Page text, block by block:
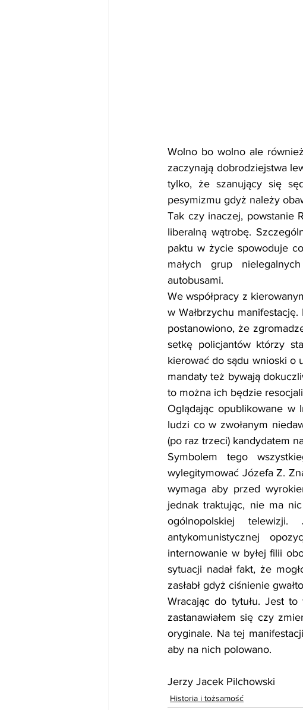
Wolno bo wolno ale
zaczynają dobrodziejstwa
tylko, że szanujący się
pesymizmu gdyż należy
Tak czy inaczej, powstanie
liberalną wątrobę.
paktu w życie spowoduje
małych grup
autobusami.
We współpracy z
w Wałbrzychu
postanowiono, że
setkę policjantów którzy
kierować do sądu wnioski o
mandaty też bywają
to można ich będzie
Oglądając opublikowane w
ludzi co w zwołanym
(po raz trzeci) kandydatem
Symbolem tego
wylegitymować Józefa Z.
wymaga aby przed
jednak traktując, nie ma
ogólnopolskiej
antykomunistycznej
internowanie w byłej filii
sytuacji nadał fakt, że
zasłabł gdyż ciśnienie
Wracając do tytułu. Jest
zastanawiałem się czy
oryginale. Na tej
aby na nich polowano.
Jerzy Jacek Pilchowski
Historia i tożsamość